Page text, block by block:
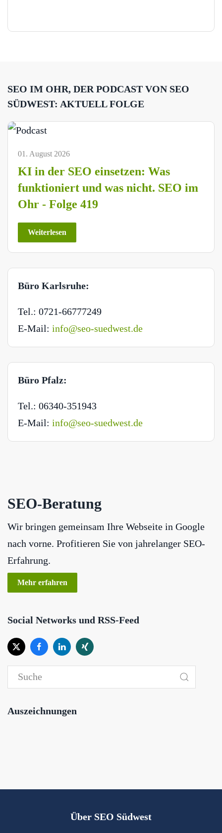
SEO IM OHR, DER PODCAST VON SEO
SÜDWEST: AKTUELL FOLGE
01. August 2026
KI in der SEO einsetzen: Was
funktioniert und was nicht. SEO im
Ohr - Folge 419
Weiterlesen
Büro Karlsruhe:
Tel.: 0721-66777249
E-Mail: info@seo-suedwest.de
Büro Pfalz:
Tel.: 06340-351943
E-Mail: info@seo-suedwest.de
SEO-Beratung
Wir bringen gemeinsam Ihre Webseite in Google
nach vorne. Profitieren Sie von jahrelanger SEO-
Erfahrung.
Mehr erfahren
Social Networks und RSS-Feed
Auszeichnungen
Über SEO Südwest